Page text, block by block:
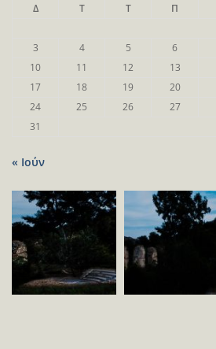
Δ Τ Τ Π
3
4 5 6
10
11 12 13
17
18 19 20
24
25 26 27
31
« Ιούν